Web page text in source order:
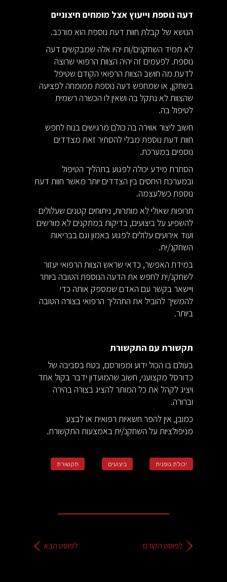
דעה נוספת וייעוץ אצל מומחים חיצוניים
הנושא של קבלת חוות דעת נוספת הוא מורכב.
לא תמיד השחקנים/ות יהיו אלה שמבקשים דעה
נוספת. לפעמים זה יהיה הצוות הרפואי שרוצה
לדעת מה חושב הצוות הרפואי הקודם שטיפל
בשחקן, או שמחפש דעה נוספת ממומחה לפציעה
שהצוות לא נתקל בה ושאין לו הכשרה רשמית
לטיפול בה.
חשוב ליצור אווירה בה כולם מרגישים בנוח לחפש
חוות דעת נוספת מבלי להסתיר זאת מצדדים
נוספים במערכת.
הסתרת מידע יכולה לפגוע בתהליך הטיפול
ובמערכת היחסים בין הצדדים יותר מאשר חוות דעת
נוספת כשלעצמה.
תרופות שאולי לא מותרות, ניתוחים קטנים שעלולים
להשפיע על ביצועים, בדיקות במתקנים לא מורשים
ועוד אירועים עלולים לפגוע באמון וגם בבריאות
השחקנ/ית.
במידת האפשר, כדאי שראש הצוות הרפואי יעזור
לשחקנ/ית לחפש את הדעה הנוספת הטובה ביותר
ויישאר בקשר עם האדם שמספק אותה כדי
להמשיך להוביל את התהליך הרפואי בצורה הטובה
ביותר.
תקשורת עם התקשורת
בעולם בו הכול ידוע ומפורסם, בטח בסביבה של
כדורסל מקצועני, חשוב שהמועדון ידבר בקול אחד
ויציג לקהל את כל המותר להציג בצורה בהירה
וברורה.
כמובן, אין להפר חשאיות רפואית או לבצע
מניפולציות על השחקנ/ית באמצעות התקשורת.
יכולת גופנית ביצועים תקשורת
לפוסט הקודם לפוסט הבא